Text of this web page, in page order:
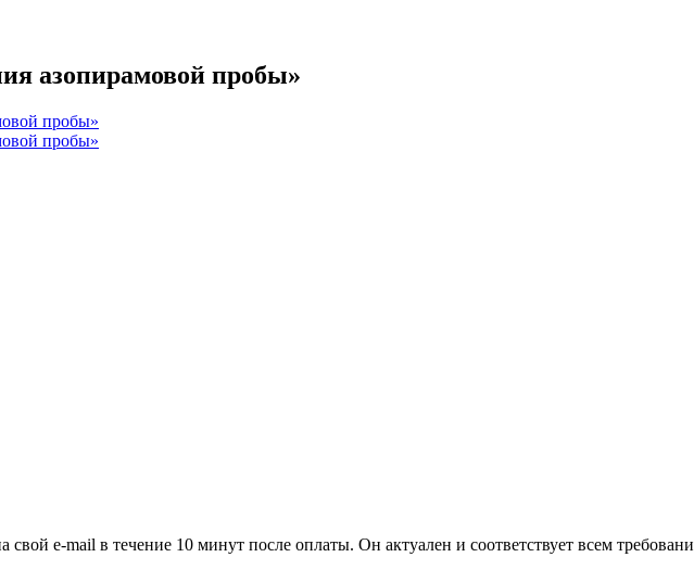
азопирамовой пробы»
e-mail в течение 10 минут после оплаты. Он актуален и соответствует всем